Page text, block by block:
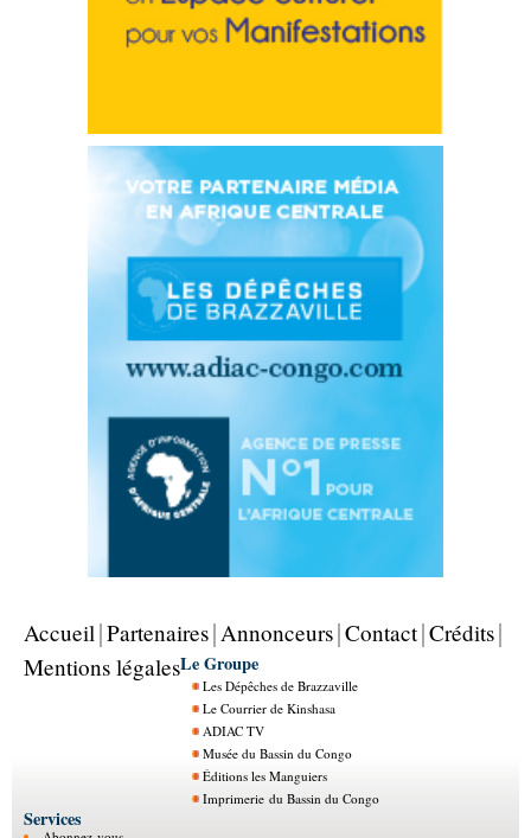
Accueil Partenaires Annonceurs Contact Crédits
Mentions légalesLe Groupe
Les Dépêches de Brazzaville
Le Courrier de Kinshasa
ADIAC TV
Musée du Bassin du Congo
Éditions les Manguiers
Imprimerie du Bassin du Congo
Services